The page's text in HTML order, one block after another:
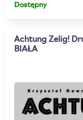
Dostępny
Achtung Zelig!
BIAŁA